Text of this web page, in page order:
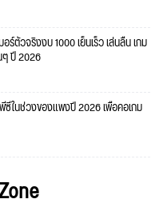
ร์ตัวจริงงบ 1000 เย็นเร็ว เล่นลื่น เกม
ๆ ปี 2026
ซีในช่วงของแพงปี 2026 เพื่อคอเกม